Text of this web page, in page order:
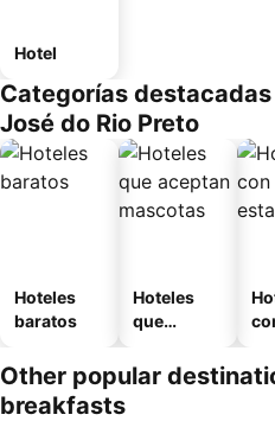
Hotel
Categorías
José do Rio Preto
Hoteles
baratos
Hoteles
que
mascotas
Other popular
breakfasts